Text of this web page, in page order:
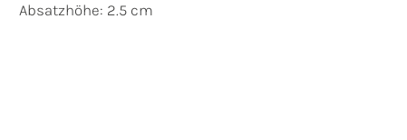
Absatzhöhe: 2.5 cm